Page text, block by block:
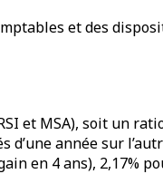
et des
et MSA), soit un
année sur
en 4 ans), 2,17%